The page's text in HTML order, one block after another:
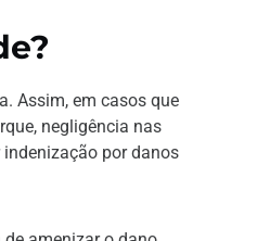
Assim, em casos que
negligência nas
por danos